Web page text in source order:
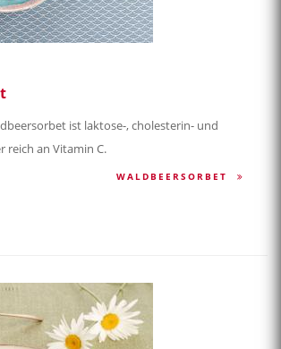
ist laktose-, cholesterin- und
reich an Vitamin C.
WALDBEERSORBET